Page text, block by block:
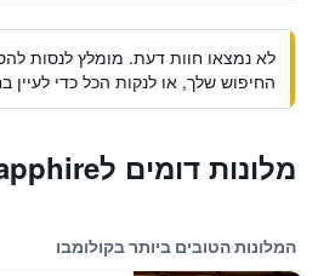
לא נמצאו חוות דעת. מומלץ לנסות
החיפוש שלך, או לנקות הכל כדי לעיין
מלונות דומים לHotel Sapphire
המלונות הטובים ביותר בקולומבו